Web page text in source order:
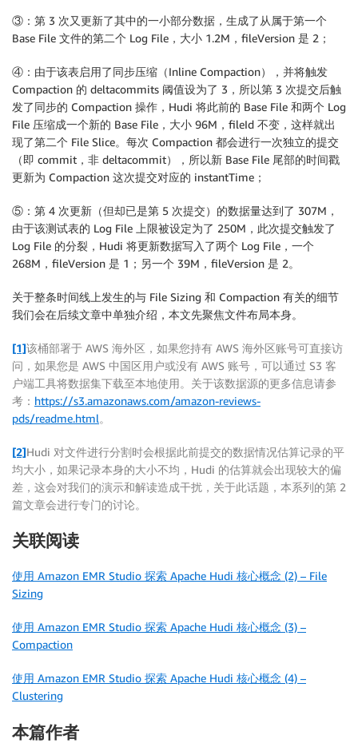
③：第 3 次又更新了其中的一小部分数据，生成了从属于第一个
Base File 文件的第二个 Log File，大小 1.2M，fileVersion 是 2；
④：由于该表启用了同步压缩（Inline Compaction），并将触发
Compaction 的 deltacommits 阈值设为了 3，所以第 3 次提交后触
发了同步的 Compaction 操作，Hudi 将此前的 Base File 和两个 Log
File 压缩成一个新的 Base File，大小 96M，fileId 不变，这样就出
现了第二个 File Slice。每次 Compaction 都会进行一次独立的提交
（即 commit，非 deltacommit），所以新 Base File 尾部的时间戳
更新为 Compaction 这次提交对应的 instantTime；
⑤：第 4 次更新（但却已是第 5 次提交）的数据量达到了 307M，
由于该测试表的 Log File 上限被设定为了 250M，此次提交触发了
Log File 的分裂，Hudi 将更新数据写入了两个 Log File，一个
268M，fileVersion 是 1；另一个 39M，fileVersion 是 2。
关于整条时间线上发生的与 File Sizing 和 Compaction 有关的细节
我们会在后续文章中单独介绍，本文先聚焦文件布局本身。
[1]该桶部署于 AWS 海外区，如果您持有 AWS 海外区账号可直接访
问，如果您是 AWS 中国区用户或没有 AWS 账号，可以通过 S3 客
户端工具将数据集下载至本地使用。关于该数据源的更多信息请参
考： https://s3.amazonaws.com/amazon-reviews-
pds/readme.html。
[2]Hudi 对文件进行分割时会根据此前提交的数据情况估算记录的平
均大小，如果记录本身的大小不均，Hudi 的估算就会出现较大的偏
差，这会对我们的演示和解读造成干扰，关于此话题，本系列的第 2
篇文章会进行专门的讨论。
关联阅读
使用 Amazon EMR Studio 探索 Apache Hudi 核心概念 (2) – File
Sizing
使用 Amazon EMR Studio 探索 Apache Hudi 核心概念 (3) –
Compaction
使用 Amazon EMR Studio 探索 Apache Hudi 核心概念 (4) –
Clustering
本篇作者